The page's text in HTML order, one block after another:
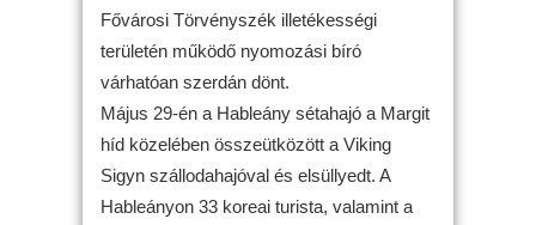
Fővárosi Törvényszék illetékességi
területén működő nyomozási bíró
várhatóan szerdán dönt.
Május 29-én a Hableány sétahajó a Margit
híd közelében összeütközött a Viking
Sigyn szállodahajóval és elsüllyedt. A
Hableányon 33 koreai turista, valamint a